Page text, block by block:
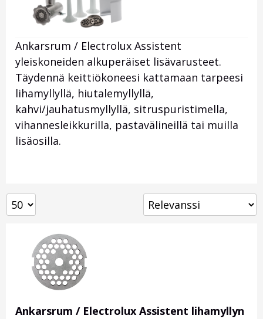
Ankarsrum / Electrolux Assistent
yleiskoneiden alkuperäiset lisävarusteet.
Täydennä keittiökoneesi kattamaan tarpeesi
lihamyllyllä, hiutalemyllyllä,
kahvi/jauhatusmyllyllä, sitruspuristimella,
vihannesleikkurilla, pastavälineillä tai muilla
lisäosilla.
Ankarsrum / Electrolux Assistent lihamyllyn